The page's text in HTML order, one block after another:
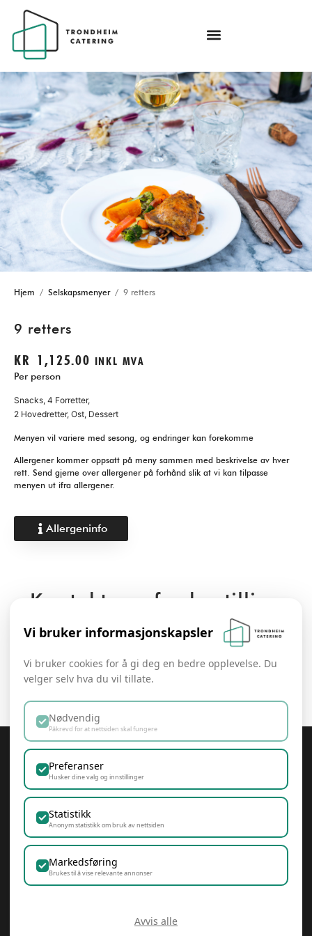
Hjem / Selskapsmenyer/ 9 retters
9 retters
KR 1,125.00 INKL MVA
Per person
Snacks, 4 Forretter,
2 Hovedretter, Ost, Dessert
Menyen vil variere med sesong, og endringer kan forekomme
Allergener kommer oppsatt på meny sammen med beskrivelse av hver
rett. Send gjerne over allergener på forhånd slik at vi kan tilpasse
menyen ut ifra allergener.
Allergeninfo
Kontakt oss for bestilling
Trondheim Catering
Samfunnsansvar & Bærekraft
Personvern & Cookies
post@trondheimcatering.no
+47 924 47 111
Trondheim Catering AS, Klostergata 90, 7030
Copyright 2026 © All rights Reserved Trondheim
Vi bruker informasjonskapsler
Vi bruker cookies for å gi deg en bedre opplevelse. Du
velger selv hva du vil tillate.
Nødvendig
Påkrevd for at nettsiden skal fungere
Preferanser
Husker dine valg og innstillinger
Statistikk
Anonym statistikk om bruk av nettsiden
Markedsføring
Brukes til å vise relevante annonser
Avvis alle